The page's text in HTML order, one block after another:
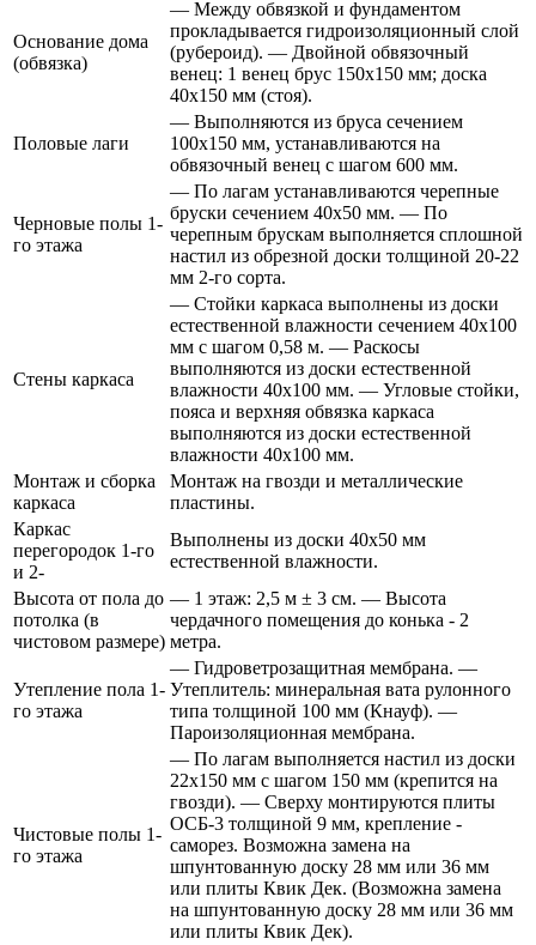
Основание дома
(обвязка)
— Между обвязкой и фундаментом
прокладывается гидроизоляционный слой
(рубероид). — Двойной обвязочный
венец: 1 венец брус 150х150 мм; доска
40х150 мм (стоя).
Половые лаги
— Выполняются из бруса сечением
100х150 мм, устанавливаются на
обвязочный венец с шагом 600 мм.
Черновые полы 1-
го этажа
— По лагам устанавливаются черепные
бруски сечением 40х50 мм. — По
черепным брускам выполняется сплошной
настил из обрезной доски толщиной 20-22
мм 2-го сорта.
Стены каркаса
— Стойки каркаса выполнены из доски
естественной влажности сечением 40х100
мм с шагом 0,58 м. — Раскосы
выполняются из доски естественной
влажности 40х100 мм. — Угловые стойки,
пояса и верхняя обвязка каркаса
выполняются из доски естественной
влажности 40х100 мм.
Монтаж и сборка
каркаса
Монтаж на гвозди и металлические
пластины.
Каркас
перегородок 1-го
и 2-
Выполнены из доски 40х50 мм
естественной влажности.
Высота от пола до
потолка (в
чистовом размере)
— 1 этаж: 2,5 м ± 3 см. — Высота
чердачного помещения до конька - 2
метра.
Утепление пола 1-
го этажа
— Гидроветрозащитная мембрана. —
Утеплитель: минеральная вата рулонного
типа толщиной 100 мм (Кнауф). —
Пароизоляционная мембрана.
Чистовые полы 1-
го этажа
— По лагам выполняется настил из доски
22х150 мм с шагом 150 мм (крепится на
гвозди). — Сверху монтируются плиты
ОСБ-3 толщиной 9 мм, крепление -
саморез. Возможна замена на
шпунтованную доску 28 мм или 36 мм
или плиты Квик Дек. (Возможна замена
на шпунтованную доску 28 мм или 36 мм
или плиты Квик Дек).